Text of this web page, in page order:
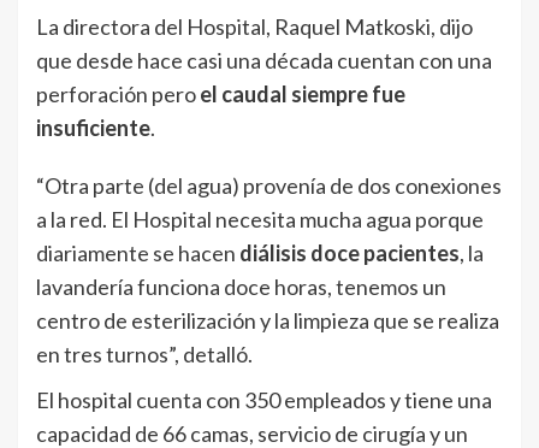
La directora del Hospital, Raquel Matkoski, dijo
que desde hace casi una década cuentan con una
perforación peroel caudal siempre fue
insuficiente.
“Otra parte (del agua) provenía de dos conexiones
a la red. El Hospital necesita mucha agua porque
diariamente se hacen diálisis doce pacientes, la
lavandería funciona doce horas, tenemos un
centro de esterilización y la limpieza que se realiza
en tres turnos”, detalló.
El hospital cuenta con 350 empleados y tiene una
capacidad de 66 camas, servicio de cirugía y un